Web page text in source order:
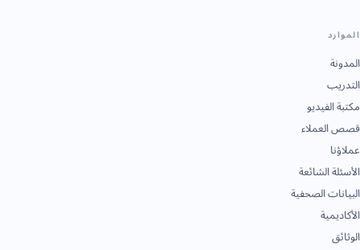
الموارد
المدونة
التدريب
مكتبة الفيديو
قصص العملاء
عملاؤنا
الأسئلة الشائعة
البيانات الصحفية
الأكاديمية
الوثائق